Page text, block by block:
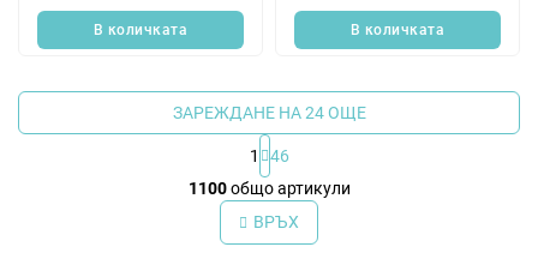
В количката В количката
К
о
н
ЗАРЕЖДАНЕ НА 24 ОЩЕ
1
46
1100общо артикули
ВРЪХ